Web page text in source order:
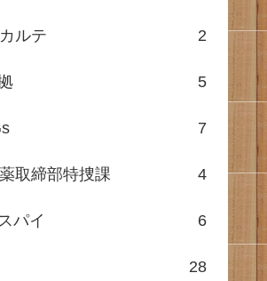
ルテ 2
5
7
取締部特捜課 4
パイ 6
28